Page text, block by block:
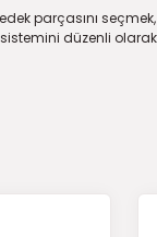
parçasını
düzenli